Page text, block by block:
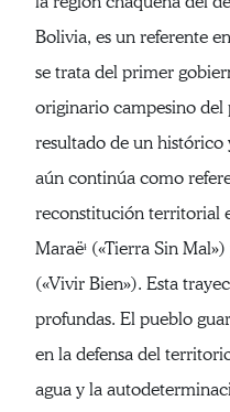
Bolivia, es un referente
se trata del primer
originario campesino del
resultado de un histórico
aún continúa como
reconstitución territorial
Maraëᶤ («Tierra Sin
(«Vivir Bien»). Esta
profundas. El pueblo
en la defensa del
agua y la